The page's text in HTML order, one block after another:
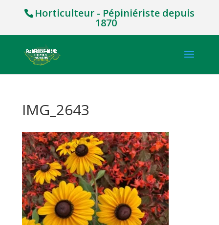
Horticulteur - Pépiniériste depuis
1870
IMG_2643